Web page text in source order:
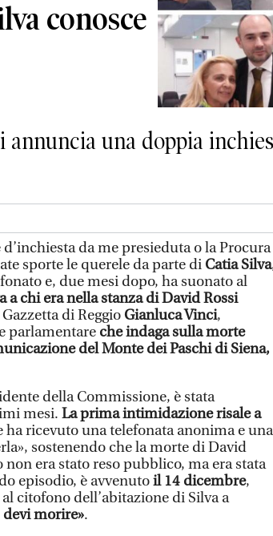
conosce
una doppia
da me presieduta o la Procura
sporte le querele da parte di Catia Silva
e, due mesi dopo, ha suonato al
a chi era nella stanza di David Rossi
di ReggioGianluca Vinci,
parlamentare che indaga sulla morte
del Monte dei Paschi di Siena,
della Commissione, è stata
mesi. La prima intimidazione risale a
ha ricevuto una telefonata anonima e una
sostenendo che la morte di David
era stato reso pubblico, ma era stata
episodio, è avvenutoil 14 dicembre,
citofono dell’abitazione di Silva a
morire».